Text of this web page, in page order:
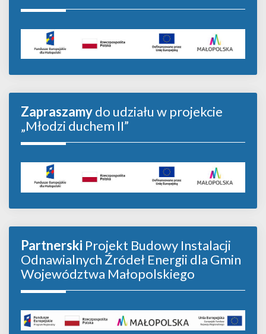
Zapraszamydo udziału w projekcie
„Młodzi duchem II”
Partnerski Projekt Budowy Instalacji
Odnawialnych Źródeł Energii dla Gmin
Województwa Małopolskiego